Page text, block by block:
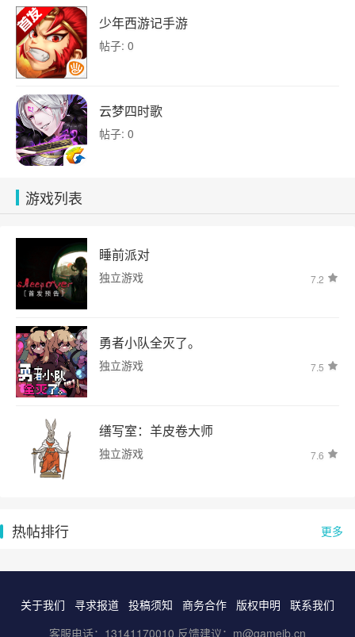
少年西游记手游
帖子: 0
云梦四时歌
帖子: 0
游戏列表
睡前派对
独立游戏 7.2
勇者小队全灭了。
独立游戏 7.5
缮写室：羊皮卷大师
独立游戏 7.6
更多
热帖排行
关于我们 寻求报道 投稿须知 商务合作 版权申明
联系我们
客服电话：13141170010 反馈建议：m@gameib.cn